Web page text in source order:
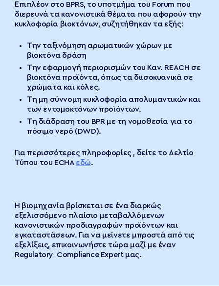
Επιπλέον στο BPRS, το υποτμήμα του Forum που
διερευνά τα κανονιστικά θέματα που αφορούν την
κυκλοφορία βιοκτόνων, συζητήθηκαν τα εξής:
Την ταξινόμηση αρωματικών χώρων με
βιοκτόνα δράση
Την εφαρμογή περιορισμών του Καν. REACH σε
βιοκτόνα προϊόντα, όπως τα διισοκυανικά σε
χρώματα και κόλες.
Τη μη σύννομη κυκλοφορία απολυμαντικών και
των εντομοκτόνων προϊόντων.
Τη διάδραση του BPR με τη νομοθεσία για το
πόσιμο νερό (DWD).
Για περισσότερες πληροφορίες , δείτε το Δελτίο
Τύπου του ECHA εδώ.
Η βιομηχανία βρίσκεται σε ένα διαρκώς
εξελισσόμενο πλαίσιο μεταβαλλόμενων
κανονιστικών προδιαγραφών προϊόντων και
εγκαταστάσεων. Για να μείνετε μπροστά από τις
εξελίξεις, επικοινωνήστε τώρα μαζί με έναν
Regulatory Compliance Expert μας.